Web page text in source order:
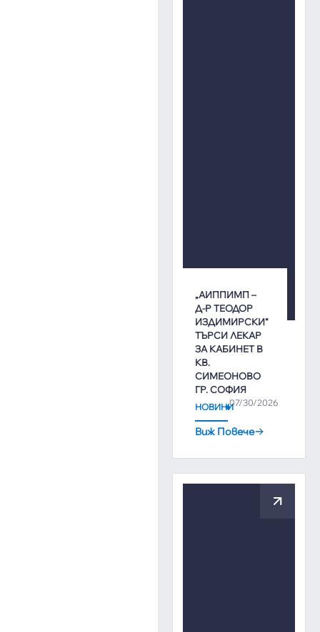
„АИППИМП –
Д-Р ТЕОДОР
ИЗДИМИРСКИ“
ТЪРСИ ЛЕКАР
ЗА КАБИНЕТ В
КВ.
СИМЕОНОВО
ГР. СОФИЯ
07/30/2026
НОВИНИ
Виж Повече